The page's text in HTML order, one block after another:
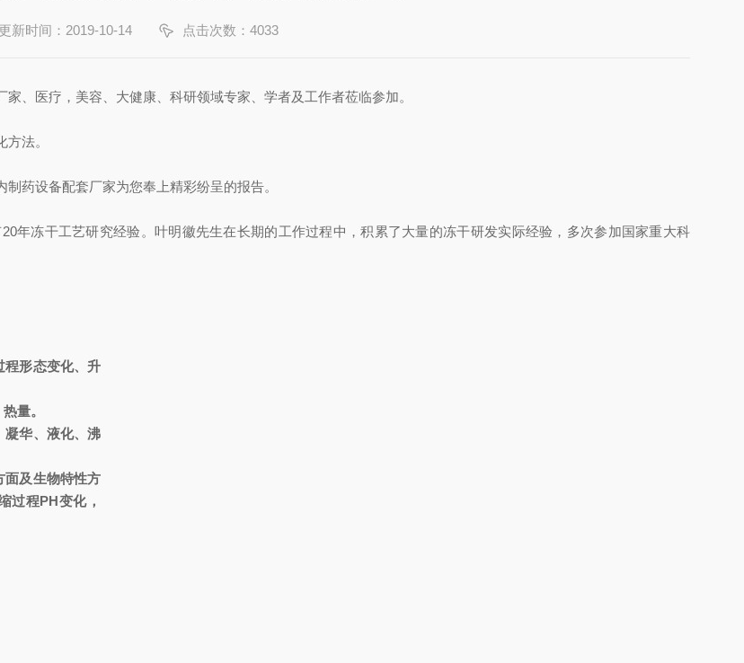
更新时间：2019-10-14 点击次数：4033
、医疗，美容、大健康、科研领域专家、学者及工作者莅临参加。
法。
药设备配套厂家为您奉上精彩纷呈的报告。
年冻干工艺研究经验。叶明徽先生在长期的工作过程中，积累了大量的冻干研发实际经验，多次参加国家重大科
程形态变化、升
量。
凝华、液化、沸
面及生物特性方
过程PH变化，